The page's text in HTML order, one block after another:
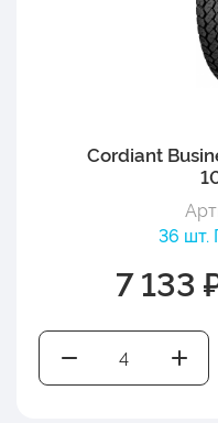
Cordiant
36 шт.
7 133